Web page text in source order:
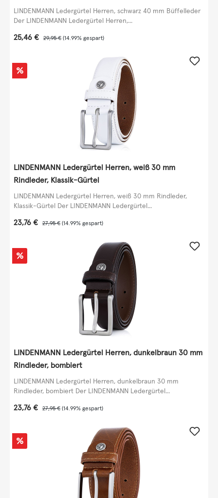
LINDENMANN Ledergürtel Herren, schwarz 40 mm Büffelleder
Der LINDENMANN Ledergürtel Herren,...
Verkaufspreis:
25,46 € Regulärer Preis:
29,95 € (14.99% gespart)
Rabatt
%
LINDENMANN Ledergürtel Herren, weiß 30 mm
Rindleder, Klassik-Gürtel
LINDENMANN Ledergürtel Herren, weiß 30 mm Rindleder,
Klassik-Gürtel Der LINDENMANN Ledergürtel...
Verkaufspreis:
23,76 € Regulärer Preis:
27,95 € (14.99% gespart)
Rabatt
%
LINDENMANN Ledergürtel Herren, dunkelbraun 30 mm
Rindleder, bombiert
LINDENMANN Ledergürtel Herren, dunkelbraun 30 mm
Rindleder, bombiert Der LINDENMANN Ledergürtel...
Verkaufspreis:
23,76 € Regulärer Preis:
27,95 € (14.99% gespart)
Rabatt
%